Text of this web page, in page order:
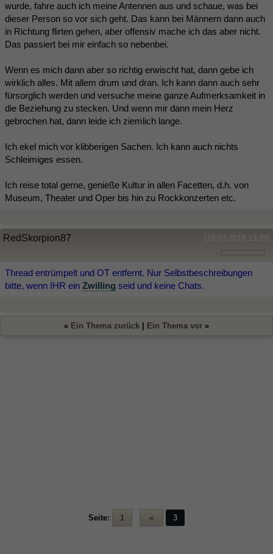
wurde, fahre auch ich meine Antennen aus und schaue, was bei
dieser Person so vor sich geht. Das kann bei Männern dann auch
in Richtung flirten gehen, aber offensiv mache ich das aber nicht.
Das passiert bei mir einfach so nebenbei.
Wenn es mich dann aber so richtig erwischt hat, dann gebe ich
wirklich alles. Mit allem drum und dran. Ich kann dann auch sehr
fürsorglich werden und versuche meine ganze Aufmerksamkeit in
die Beziehung zu stecken. Und wenn mir dann mein Herz
gebrochen hat, dann leide ich ziemlich lange.
Ich ekel mich vor klibberigen Sachen. Ich kann auch nichts
Schleimiges essen.
Ich reise total gerne, genieße Kultur in allen Facetten, d.h. von
Museum, Theater und Oper bis hin zu Rockkonzerten etc.
(18.03.2018 13:29)
RedSkorpion87
Thread entrümpelt und OT entfernt. Nur Selbstbeschreibungen
bitte, wenn IHR ein Zwilling seid und keine Chats.
« Ein Thema zurück Ein Thema vor »
Seite: 1 « 3